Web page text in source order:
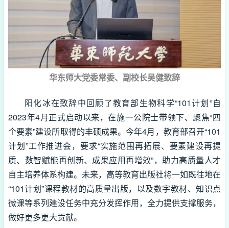
华东师大党委常委、副校长吴健致辞
阳化冰在致辞中回顾了教育部生物科学“101计划”自
2023年4月正式启动以来，在施一公院士带领下、聚焦“四
个要素”建设所取得的丰硕成果。今年4月，教育部召开“101
计划”工作推进会，要求“实施范围再拓展、要素建设再提
质、数智赋能再创新、成果应用再增效”，助力高质量人才
自主培养体系构建。未来，高等教育出版社将一如既往地在
“101计划”课程教材的高质量出版，以及数字教材、知识点
微课等系列建设任务中充分发挥作用，全力提供支撑服务，
做好更多更大贡献。